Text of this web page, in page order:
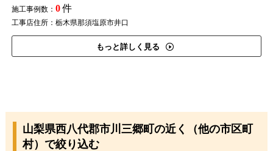
施工事例数： 0件
工事店住所：栃木県那須塩原市井口
もっと詳しく見る
山梨県西八代郡市川三郷町の近く（他の市区町
村）で絞り込む